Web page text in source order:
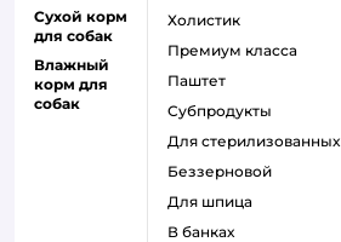
Сухой корм
для собак
Влажный
корм для
собак
холистик
премиум класса
паштет
субпродукты
для стерилизованных
беззерновой
для шпица
в банках